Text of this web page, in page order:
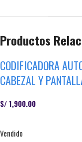
Productos
CODIFICADORA
CABEZAL Y
S/1,900.00
Vendido